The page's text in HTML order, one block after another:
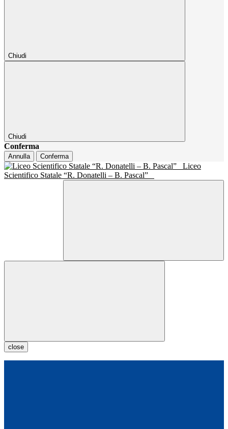
Chiudi
Chiudi
Conferma
Annulla Conferma
Liceo
Scientifico Statale “R. Donatelli – B. Pascal”
close